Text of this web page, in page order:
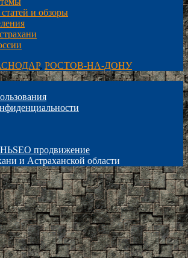
и обзоры
, РОСТОВ-НА-ДОНУ
SEO продвижение
и Астраханской области